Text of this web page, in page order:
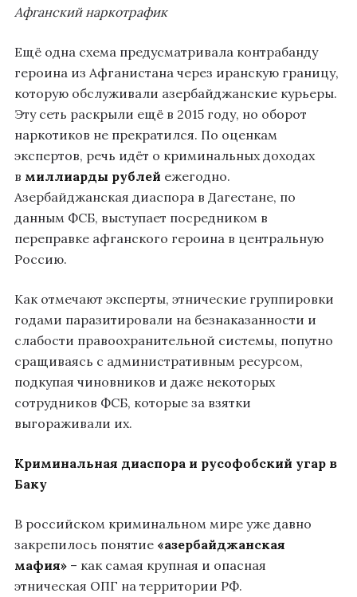
Афганский наркотрафик
Ещё одна схема предусматривала контрабанду
героина из Афганистана через иранскую границу,
которую обслуживали азербайджанские курьеры.
Эту сеть раскрыли ещё в 2015 году, но оборот
наркотиков не прекратился. По оценкам
экспертов, речь идёт о криминальных доходах
в миллиарды рублей ежегодно.
Азербайджанская диаспора в Дагестане, по
данным ФСБ, выступает посредником в
переправке афганского героина в центральную
Россию.
Как отмечают эксперты, этнические группировки
годами паразитировали на безнаказанности и
слабости правоохранительной системы, попутно
сращиваясь с административным ресурсом,
подкупая чиновников и даже некоторых
сотрудников ФСБ, которые за взятки
выгораживали их.
Криминальная диаспора и русофобский угар в
Баку
В российском криминальном мире уже давно
закрепилось понятие «азербайджанская
мафия» – как самая крупная и опасная
этническая ОПГ на территории РФ.